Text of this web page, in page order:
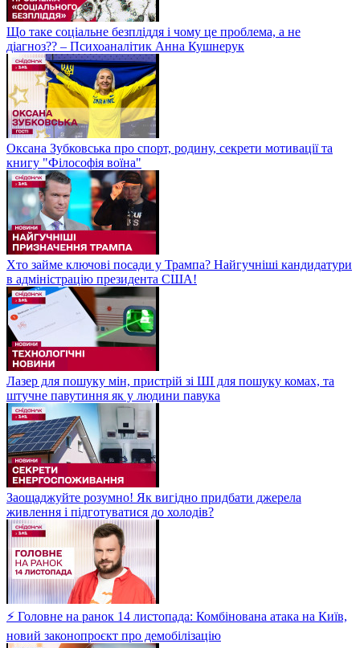
Що таке соціальне безпліддя і чому це проблема, а не
діагноз?? – Психоаналітик Анна Кушнерук
Оксана Зубковська про спорт, родину, секрети мотивації та
книгу "Філософія воїна"
Хто займе ключові посади у Трампа? Найгучніші кандидатури
в адміністрацію президента США!
Лазер для пошуку мін, пристрій зі ШІ для пошуку комах, та
штучне павутиння як у людини павука
Заощаджуйте розумно! Як вигідно придбати джерела
живлення і підготуватися до холодів?
⚡ Головне на ранок 14 листопада: Комбінована атака на Київ,
новий законопроєкт про демобілізацію